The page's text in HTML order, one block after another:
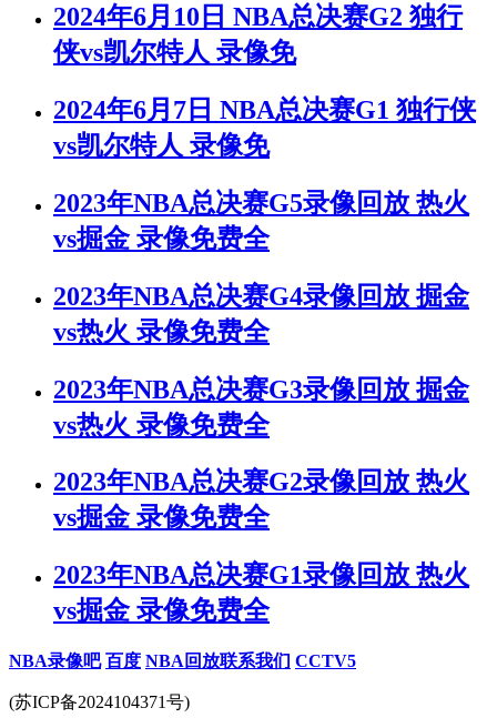
2024年6月10日 NBA总决赛G2 独行
侠vs凯尔特人 录像免
2024年6月7日 NBA总决赛G1 独行侠
vs凯尔特人 录像免
2023年NBA总决赛G5录像回放 热火
vs掘金 录像免费全
2023年NBA总决赛G4录像回放 掘金
vs热火 录像免费全
2023年NBA总决赛G3录像回放 掘金
vs热火 录像免费全
2023年NBA总决赛G2录像回放 热火
vs掘金 录像免费全
2023年NBA总决赛G1录像回放 热火
vs掘金 录像免费全
NBA录像吧 百度 NBA回放联系我们 CCTV5
(苏ICP备2024104371号)